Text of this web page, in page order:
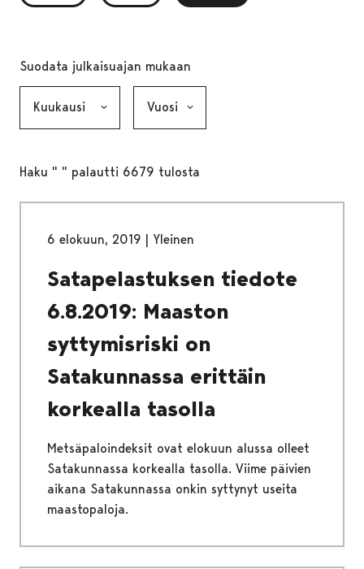
Suodata julkaisuajan mukaan
Haku " " palautti 6679 tulosta
6 elokuun, 2019 | Yleinen
Satapelastuksen tiedote
6.8.2019: Maaston
syttymisriski on
Satakunnassa erittäin
korkealla tasolla
Metsäpaloindeksit ovat elokuun alussa olleet
Satakunnassa korkealla tasolla. Viime päivien
aikana Satakunnassa onkin syttynyt useita
maastopaloja.